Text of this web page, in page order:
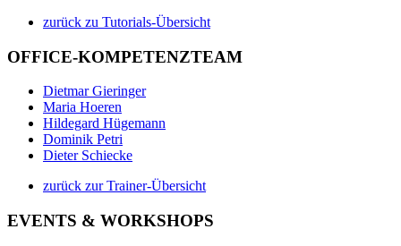
zurück zu Tutorials-Übersicht
OFFICE-KOMPETENZTEAM
Dietmar Gieringer
Maria Hoeren
Hildegard Hügemann
Dominik Petri
Dieter Schiecke
zurück zur Trainer-Übersicht
EVENTS & WORKSHOPS